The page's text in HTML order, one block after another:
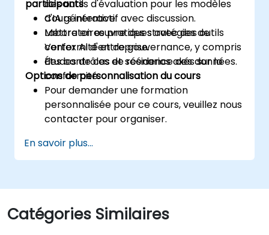
des outils d'évaluation pour les modèles
d'IA générative.
Mettre en œuvre des stratégies de
conformité et de gouvernance, y compris
des contrôles de résidence des données.
participants
Cours interactif avec discussion.
Laboratoires pratiques avec des outils
Vertex AI d'entreprise.
Études de cas et scénarios axés sur la
conformité.
Options de personnalisation du cours
Pour demander une formation
personnalisée pour ce cours, veuillez nous
contacter pour organiser.
En savoir plus...
Catégories Similaires